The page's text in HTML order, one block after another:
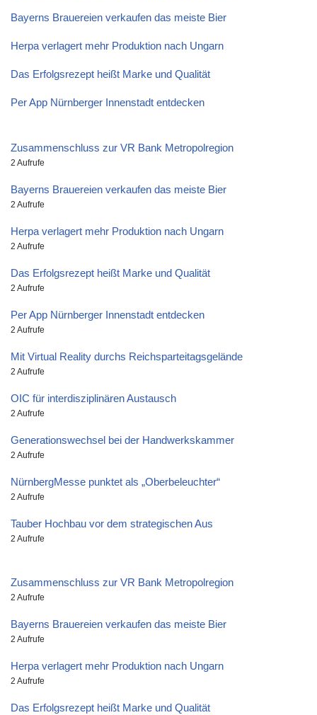
Bayerns Brauereien verkaufen das meiste Bier
Herpa verlagert mehr Produktion nach Ungarn
Das Erfolgsrezept heißt Marke und Qualität
Per App Nürnberger Innenstadt entdecken
Zusammenschluss zur VR Bank Metropolregion
2 Aufrufe
Bayerns Brauereien verkaufen das meiste Bier
2 Aufrufe
Herpa verlagert mehr Produktion nach Ungarn
2 Aufrufe
Das Erfolgsrezept heißt Marke und Qualität
2 Aufrufe
Per App Nürnberger Innenstadt entdecken
2 Aufrufe
Mit Virtual Reality durchs Reichsparteitagsgelände
2 Aufrufe
OIC für interdisziplinären Austausch
2 Aufrufe
Generationswechsel bei der Handwerkskammer
2 Aufrufe
NürnbergMesse punktet als „Oberbeleuchter“
2 Aufrufe
Tauber Hochbau vor dem strategischen Aus
2 Aufrufe
Zusammenschluss zur VR Bank Metropolregion
2 Aufrufe
Bayerns Brauereien verkaufen das meiste Bier
2 Aufrufe
Herpa verlagert mehr Produktion nach Ungarn
2 Aufrufe
Das Erfolgsrezept heißt Marke und Qualität